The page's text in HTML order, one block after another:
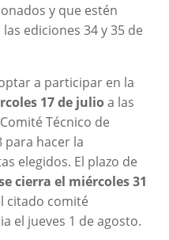
y que estén
ediciones 34 y 35 de
a participar en la
17 de julioa las
Técnico de
para hacer la
elegidos. El plazo de
cierra el miércoles 31
citado comité
el jueves 1 de agosto.